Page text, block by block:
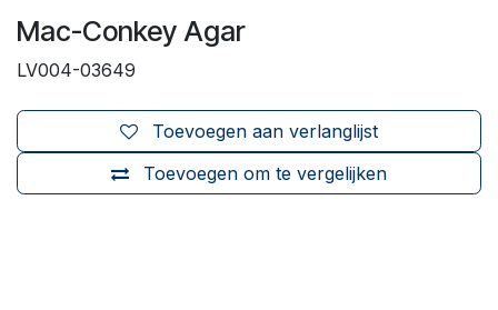
Mac-Conkey Agar
LV004-03649
Toevoegen om te vergelijken
Toevoegen aan verlanglijst